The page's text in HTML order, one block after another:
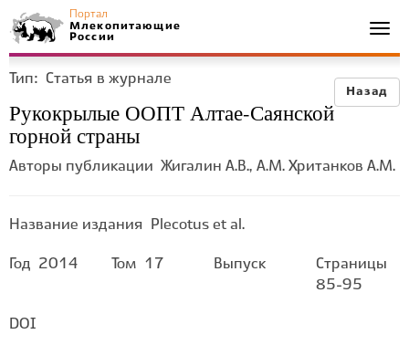
Портал
Млекопитающие
России
Назад
Тип: Статья в журнале
Рукокрылые ООПТ Алтае-Саянской
горной страны
Авторы публикации Жигалин А.В., А.М. Хританков А.М.
Название издания Plecotus et al.
Год 2014 Том 17 Выпуск
Страницы
85-95
DOI